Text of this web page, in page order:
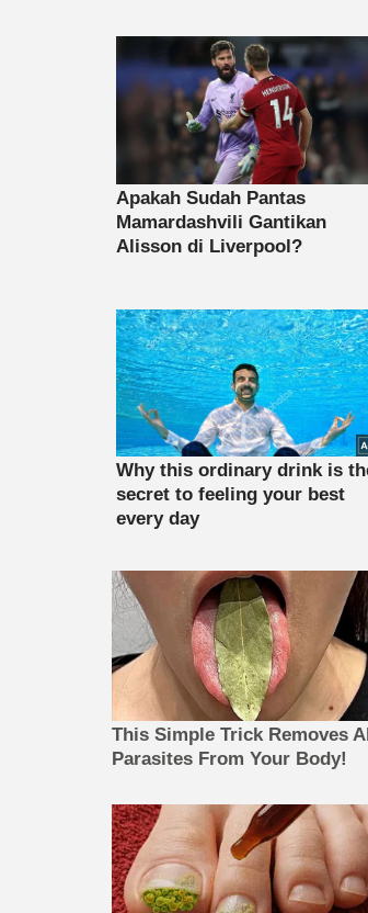
This Simple Trick Removes All
Parasites From Your Body!